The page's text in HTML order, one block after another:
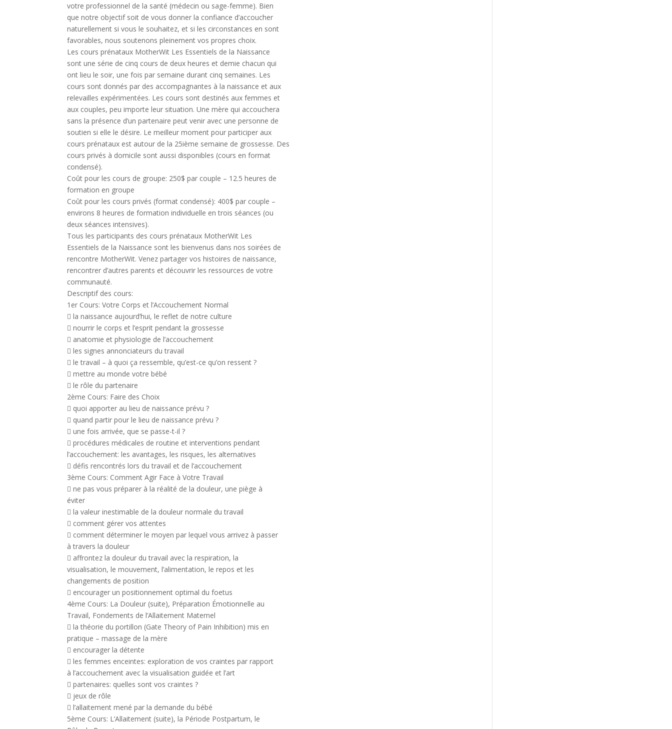
votre professionnel de la santé (médecin ou sage-femme). Bien
que notre objectif soit de vous donner la confiance d’accoucher
naturellement si vous le souhaitez, et si les circonstances en sont
favorables, nous soutenons pleinement vos propres choix.
Les cours prénataux MotherWit Les Essentiels de la Naissance
sont une série de cinq cours de deux heures et demie chacun qui
ont lieu le soir, une fois par semaine durant cinq semaines. Les
cours sont donnés par des accompagnantes à la naissance et aux
relevailles expérimentées. Les cours sont destinés aux femmes et
aux couples, peu importe leur situation. Une mère qui accouchera
sans la présence d’un partenaire peut venir avec une personne de
soutien si elle le désire. Le meilleur moment pour participer aux
cours prénataux est autour de la 25ième semaine de grossesse. Des
cours privés à domicile sont aussi disponibles (cours en format
condensé).
Coût pour les cours de groupe: 250$ par couple – 12.5 heures de
formation en groupe
Coût pour les cours privés (format condensé): 400$ par couple –
environs 8 heures de formation individuelle en trois séances (ou
deux séances intensives).
Tous les participants des cours prénataux MotherWit Les
Essentiels de la Naissance sont les bienvenus dans nos soirées de
rencontre MotherWit. Venez partager vos histoires de naissance,
rencontrer d’autres parents et découvrir les ressources de votre
communauté.
Descriptif des cours:
1er Cours: Votre Corps et l’Accouchement Normal
 la naissance aujourd’hui, le reflet de notre culture
 nourrir le corps et l’esprit pendant la grossesse
 anatomie et physiologie de l’accouchement
 les signes annonciateurs du travail
 le travail – à quoi ça ressemble, qu’est-ce qu’on ressent ?
 mettre au monde votre bébé
 le rôle du partenaire
2ème Cours: Faire des Choix
 quoi apporter au lieu de naissance prévu ?
 quand partir pour le lieu de naissance prévu ?
 une fois arrivée, que se passe-t-il ?
 procédures médicales de routine et interventions pendant
l’accouchement: les avantages, les risques, les alternatives
 défis rencontrés lors du travail et de l’accouchement
3ème Cours: Comment Agir Face à Votre Travail
 ne pas vous préparer à la réalité de la douleur, une piège à
éviter
 la valeur inestimable de la douleur normale du travail
 comment gérer vos attentes
 comment déterminer le moyen par lequel vous arrivez à passer
à travers la douleur
 affrontez la douleur du travail avec la respiration, la
visualisation, le mouvement, l’alimentation, le repos et les
changements de position
 encourager un positionnement optimal du foetus
4ème Cours: La Douleur (suite), Préparation Émotionnelle au
Travail, Fondements de l’Allaitement Maternel
 la théorie du portillon (Gate Theory of Pain Inhibition) mis en
pratique – massage de la mère
 encourager la détente
 les femmes enceintes: exploration de vos craintes par rapport
à l’accouchement avec la visualisation guidée et l’art
 partenaires: quelles sont vos craintes ?
 jeux de rôle
 l’allaitement mené par la demande du bébé
5ème Cours: L’Allaitement (suite), la Période Postpartum, le